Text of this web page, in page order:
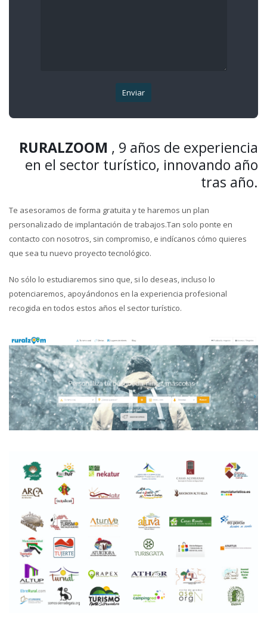
RURALZOOM , 9 años de experiencia
en el sector turístico, innovando año
tras año.
Te asesoramos de forma gratuita y te haremos un plan
personalizado de implantación de trabajos.Tan solo ponte en
contacto con nosotros, sin compromiso, e indícanos cómo quieres
que sea tu nuevo proyecto tecnológico.
No sólo lo estudiaremos sino que, si lo deseas, incluso lo
potenciaremos, apoyándonos en la experiencia profesional
recogida en todos estos años el sector turístico.